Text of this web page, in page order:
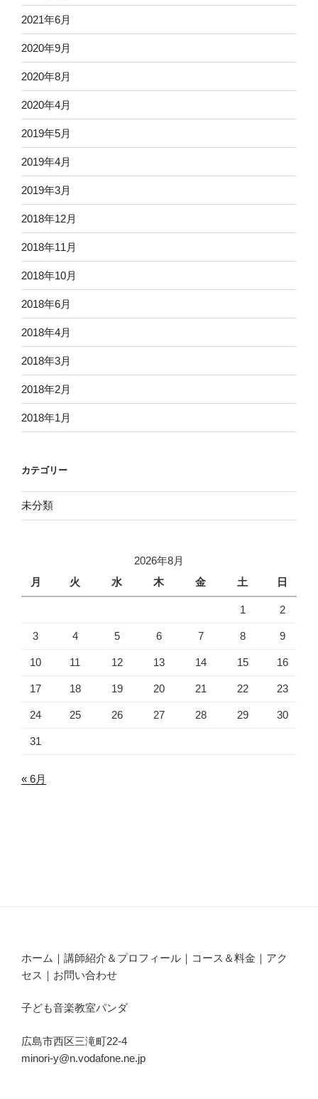
2021年6月
2020年9月
2020年8月
2020年4月
2019年5月
2019年4月
2019年3月
2018年12月
2018年11月
2018年10月
2018年6月
2018年4月
2018年3月
2018年2月
2018年1月
カテゴリー
未分類
2026年8月
月
火 水 木 金 土 日
1 2
3 4 5 6 7 8 9
10 11 12 13 14 15 16
17 18 19 20 21 22 23
24 25 26 27 28 29 30
31
« 6月
ホーム｜講師紹介＆プロフィール｜コース＆料金｜アク
セス｜お問い合わせ
子ども音楽教室パンダ
広島市西区三滝町22-4
minori-y@n.vodafone.ne.jp